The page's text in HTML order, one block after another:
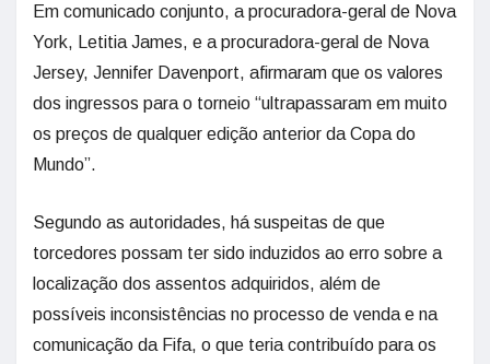
Em comunicado conjunto, a procuradora-geral de Nova
York, Letitia James, e a procuradora-geral de Nova
Jersey, Jennifer Davenport, afirmaram que os valores
dos ingressos para o torneio “ultrapassaram em muito
os preços de qualquer edição anterior da Copa do
Mundo”.
Segundo as autoridades, há suspeitas de que
torcedores possam ter sido induzidos ao erro sobre a
localização dos assentos adquiridos, além de
possíveis inconsistências no processo de venda e na
comunicação da Fifa, o que teria contribuído para os